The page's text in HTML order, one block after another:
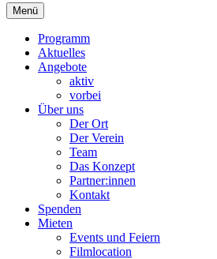
Primäres
Menü
Menü
Programm
Aktuelles
Angebote
aktiv
vorbei
Über uns
Der Ort
Der Verein
Team
Das Konzept
Partner:innen
Kontakt
Spenden
Mieten
Events und Feiern
Filmlocation